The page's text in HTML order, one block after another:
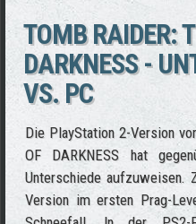
TOMB RAIDER:
DARKNESS -
VS. PC
Die PlayStation 2-Version
OF DARKNESS hat
Unterschiede
Version im ersten Prag-